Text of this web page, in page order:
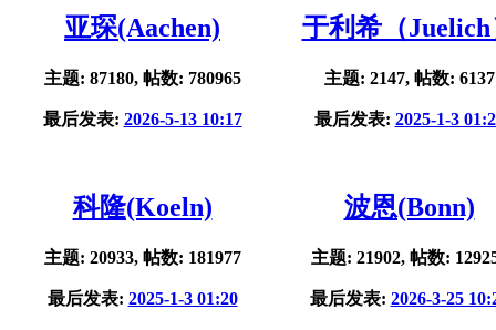
亚琛(Aachen)
主题: 87180, 帖数: 780965
最后发表: 2026-5-13 10:17
于利希（Juelich
主题: 2147, 帖数: 6137
最后发表: 2025-1-3
科隆(Koeln)
主题: 20933, 帖数: 181977
最后发表: 2025-1-3 01:20
波恩(Bonn)
主题: 21902, 帖数:
最后发表: 2026-3-25